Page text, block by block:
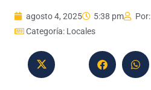
agosto 4, 2025 5:38 pm Por:
Categoría: Locales